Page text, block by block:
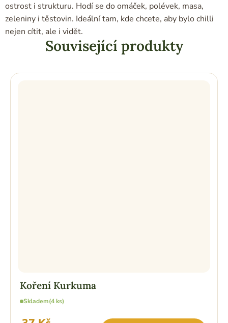
ostrost i strukturu. Hodí se do omáček, polévek, masa,
zeleniny i těstovin. Ideální tam, kde chcete, aby bylo chilli
nejen cítit, ale i vidět.
Související produkty
Koření Kurkuma
Skladem(4 ks)